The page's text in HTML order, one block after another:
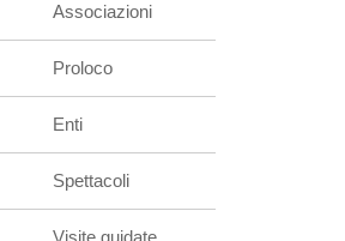
Associazioni
Proloco
Enti
Spettacoli
Visite guidate